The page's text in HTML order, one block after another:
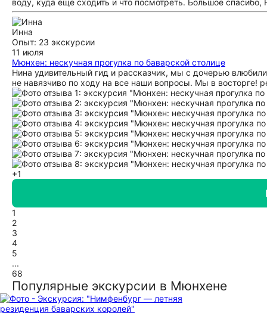
воду, куда еще сходить и что посмотреть. Большое
Инна
Опыт: 23 экскурсии
11 июля
Мюнхен: нескучная прогулка по баварской столице
Нина удивительный гид и рассказчик, мы с дочерью
не навязчиво по ходу на все наши вопросы. Мы в восторге!
+1
1
2
3
4
5
...
68
Популярные экскурсии в Мюнхене